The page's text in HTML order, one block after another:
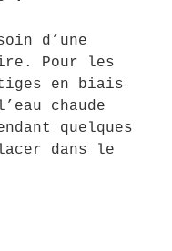
d’une
Pour les
en biais
chaude
quelques
dans le